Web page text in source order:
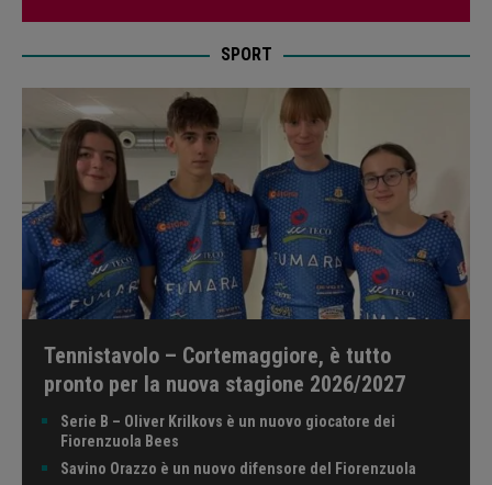
SPORT
Tennistavolo – Cortemaggiore, è tutto
pronto per la nuova stagione 2026/2027
Serie B – Oliver Krilkovs è un nuovo giocatore dei
Fiorenzuola Bees
Savino Orazzo è un nuovo difensore del Fiorenzuola